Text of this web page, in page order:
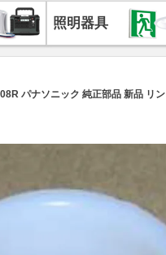
照明器具
パナソニック 純正部品 新品 リ